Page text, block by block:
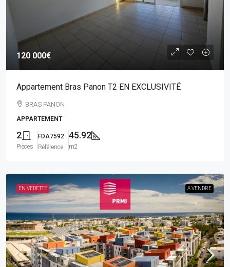
120 000€
Appartement Bras Panon T2 EN EXCLUSIVITÉ
BRAS PANON
APPARTEMENT
2
Pièces
FDA7592
Référence
45.92
m2
EN VEDETTE A VENDRE